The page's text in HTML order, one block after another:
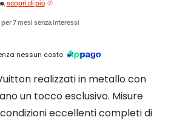
, scopri di più
7 mesi senza interessi
nessun costo
realizzati in metallo con
un tocco esclusivo. Misure
eccellenti completi di